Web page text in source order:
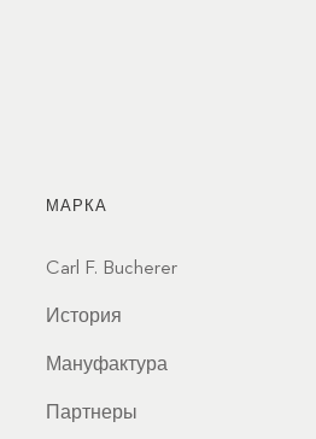
МАРКА
Carl F. Bucherer
История
Мануфактура
Партнеры